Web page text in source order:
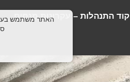
קוד התנהלות – עקרונות מנחים
האתר משתמש